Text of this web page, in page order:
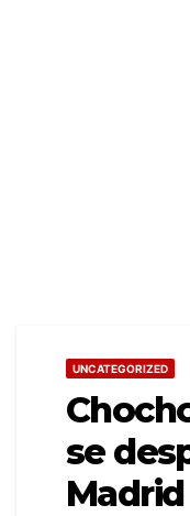
UNCATEGORIZED
se
Madrid